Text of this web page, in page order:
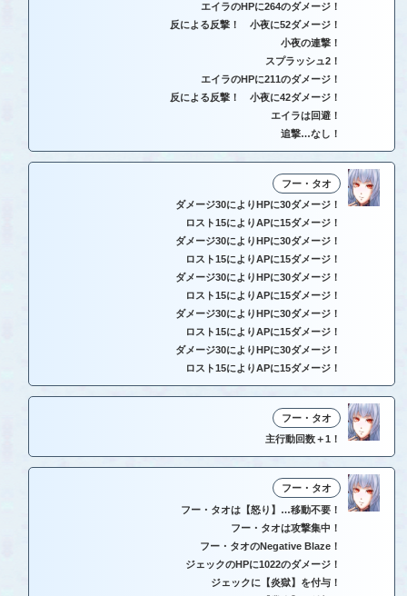
エイラのHPに264のダメージ！
反による反撃！ 小夜に52ダメージ！
小夜の連撃！
スプラッシュ2！
エイラのHPに211のダメージ！
反による反撃！ 小夜に42ダメージ！
エイラは回避！
追撃…なし！
フー・タオ
ダメージ30によりHPに30ダメージ！
ロスト15によりAPに15ダメージ！
ダメージ30によりHPに30ダメージ！
ロスト15によりAPに15ダメージ！
ダメージ30によりHPに30ダメージ！
ロスト15によりAPに15ダメージ！
ダメージ30によりHPに30ダメージ！
ロスト15によりAPに15ダメージ！
ダメージ30によりHPに30ダメージ！
ロスト15によりAPに15ダメージ！
フー・タオ
主行動回数＋1！
フー・タオ
フー・タオは【怒り】…移動不要！
フー・タオは攻撃集中！
フー・タオのNegative Blaze！
ジェックのHPに1022のダメージ！
ジェックに【炎獄】を付与！